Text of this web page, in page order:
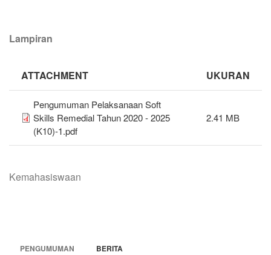
Lampiran
ATTACHMENT UKURAN
Pengumuman Pelaksanaan Soft
Skills Remedial Tahun 2020 - 2025
(K10)-1.pdf
2.41 MB
Kemahasiswaan
PENGUMUMAN BERITA